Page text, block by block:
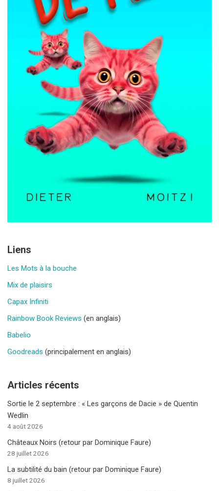
Liens
Les Mots à la bouche
Mix de plaisirs
Capax Infiniti
Rainbow Book Reviews (en anglais)
Babelio
Goodreads (principalement en anglais)
Articles récents
Sortie le 2 septembre : « Les garçons de Dacie » de Quentin
Wedlin
4 août 2026
Châteaux Noirs (retour par Dominique Faure)
28 juillet 2026
La subtilité du bain (retour par Dominique Faure)
8 juillet 2026